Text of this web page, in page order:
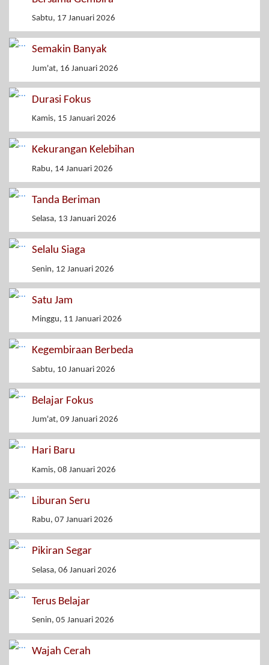
Sabtu, 17 Januari 2026
Semakin Banyak
Jum'at, 16 Januari 2026
Durasi Fokus
Kamis, 15 Januari 2026
Kekurangan Kelebihan
Rabu, 14 Januari 2026
Tanda Beriman
Selasa, 13 Januari 2026
Selalu Siaga
Senin, 12 Januari 2026
Satu Jam
Minggu, 11 Januari 2026
Kegembiraan Berbeda
Sabtu, 10 Januari 2026
Belajar Fokus
Jum'at, 09 Januari 2026
Hari Baru
Kamis, 08 Januari 2026
Liburan Seru
Rabu, 07 Januari 2026
Pikiran Segar
Selasa, 06 Januari 2026
Terus Belajar
Senin, 05 Januari 2026
Wajah Cerah